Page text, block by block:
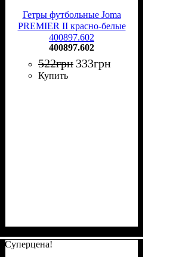
Гетры футбольные Joma
PREMIER II красно-белые
400897.602
400897.602
522грн 333грн
Купить
Суперцена!